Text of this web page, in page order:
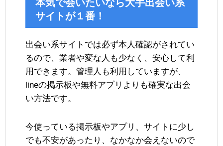
本気で会いたいなら大手出会い系
サイトが１番！
出会い系サイトでは必ず本人確認がされてい
るので、業者や変な人も少なく、安心して利
用できます。管理人も利用していますが、
lineの掲示板や無料アプリよりも確実な出会
い方法です。
今使っている掲示板やアプリ、サイトに少し
でも不安があったり、なかなか会えないので